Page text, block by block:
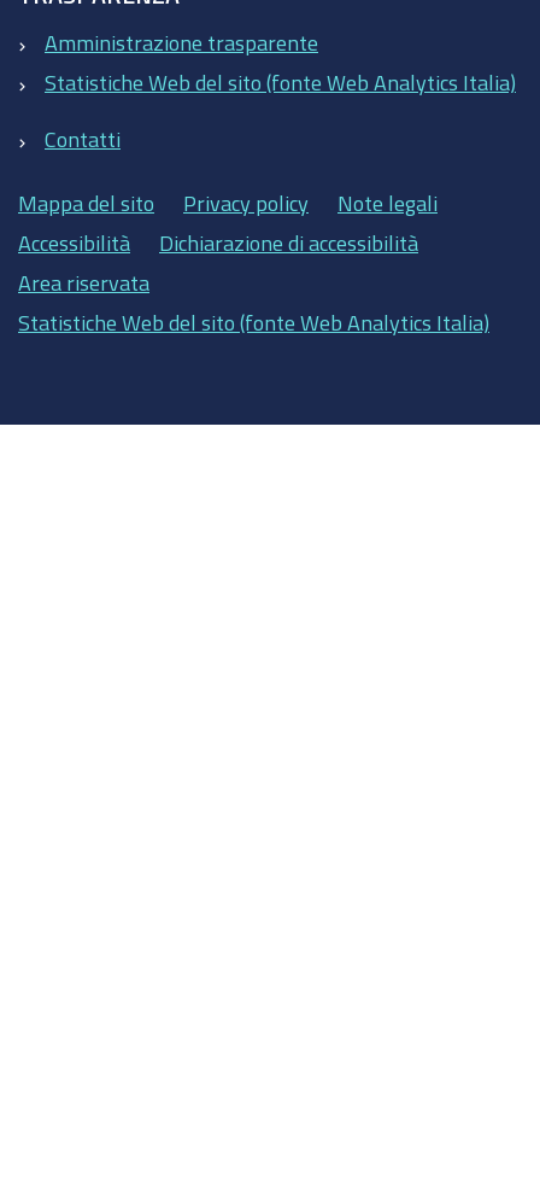
Amministrazione trasparente
Statistiche Web del sito (fonte Web Analytics Italia)
Contatti
Mappa del sito Privacy policy
Note legali
Accessibilità
Dichiarazione di accessibilità
Area riservata
Statistiche Web del sito (fonte Web Analytics Italia)